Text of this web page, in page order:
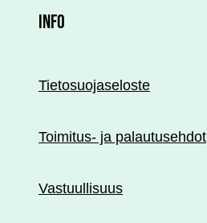
INFO
Tietosuojaseloste
Toimitus- ja palautusehdot
Vastuullisuus